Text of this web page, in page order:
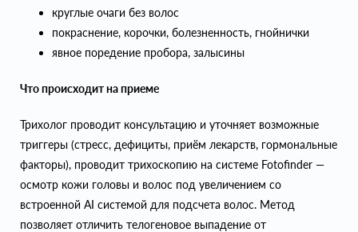
круглые очаги без волос
покраснение, корочки, болезненность, гнойнички
явное поредение пробора, залысины
Что происходит на приеме
Трихолог проводит консультацию и уточняет возможные
триггеры (стресс, дефициты, приём лекарств, гормональные
факторы), проводит трихоскопию на системе Fotofinder —
осмотр кожи головы и волос под увеличением со
встроенной AI системой для подсчета волос. Метод
позволяет отличить телогеновое выпадение от